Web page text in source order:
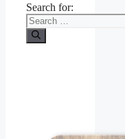
Search for: